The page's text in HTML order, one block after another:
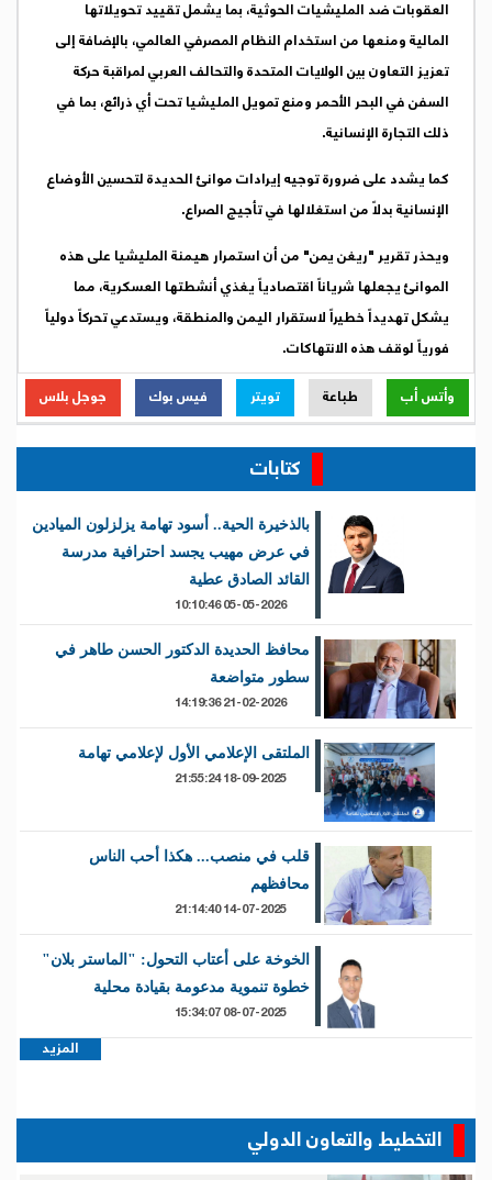
العقوبات ضد المليشيات الحوثية، بما يشمل تقييد تحويلاتها
المالية ومنعها من استخدام النظام المصرفي العالمي، بالإضافة إلى
تعزيز التعاون بين الولايات المتحدة والتحالف العربي لمراقبة حركة
السفن في البحر الأحمر ومنع تمويل المليشيا تحت أي ذرائع، بما في
ذلك التجارة الإنسانية.
كما يشدد على ضرورة توجيه إيرادات موانئ الحديدة لتحسين الأوضاع
الإنسانية بدلاً من استغلالها في تأجيج الصراع.
ويحذر تقرير "ريغن يمن" من أن استمرار هيمنة المليشيا على هذه
الموانئ يجعلها شرياناً اقتصادياً يغذي أنشطتها العسكرية، مما
يشكل تهديداً خطيراً لاستقرار اليمن والمنطقة، ويستدعي تحركاً دولياً
فورياً لوقف هذه الانتهاكات.
وأتس أب
طباعة تويتر فيس بوك جوجل بلاس
كتابات
بالذخيرة الحية.. أسود تهامة يزلزلون الميادين
في عرض مهيب يجسد احترافية مدرسة
القائد الصادق عطية
05-05-2026 10:10:46
محافظ الحديدة الدكتور الحسن طاهر في
سطور متواضعة
21-02-2026 14:19:36
الملتقى الإعلامي الأول لإعلامي تهامة
قلب في منصب... هكذا أحب الناس
محافظهم
الخوخة على أعتاب التحول: "الماستر بلان"
خطوة تنموية مدعومة بقيادة محلية
المزيد
التخطيط والتعاون الدولي